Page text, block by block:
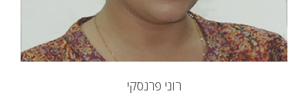
רוני פרנסקי